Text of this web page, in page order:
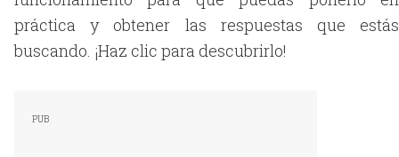
práctica y obtener las respuestas que estás
buscando. ¡Haz clic para descubrirlo!